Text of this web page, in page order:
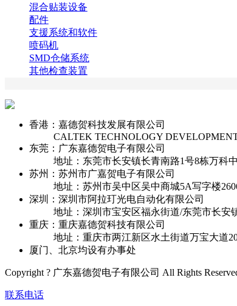
混合贴装设备
配件
支援系统和软件
喷码机
SMD仓储系统
其他检查装置
香港：嘉德贺科技发展有限公司
CALTEK TECHNOLOGY
东莞：广东嘉德贺电子有限公司
地址：东莞市长安镇长青南路1号8栋万科
苏州：苏州市广嘉贺电子有限公司
地址：苏州市吴中区吴中商城5A写字楼
深圳：深圳市阿拉玎光电自动化有限公司
地址：深圳市宝安区福永街道/东莞市长安
重庆：重庆嘉德贺科技有限公司
地址：重庆市两江新区水土街道万宝大道
厦门、北京均设有办事处
Copyright ? 广东嘉德贺电子有限公司 All Rights
联系电话